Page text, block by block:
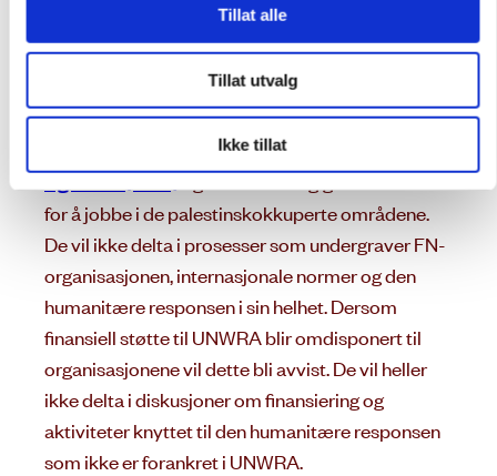
Tillat alle
Tillat utvalg
Ikke tillat
Frykter enda mer lovløse tilstander
De 90 bistandsorganisasjonene er medlemmer av
iation of International Development
Agencies (AIDA)og er alle avhengig av UNWRA
for å jobbe i de palestinskokkuperte områdene.
De vil ikke delta i prosesser som undergraver FN-
organisasjonen, internasjonale normer og den
humanitære responsen i sin helhet. Dersom
finansiell støtte til UNWRA blir omdisponert til
organisasjonene vil dette bli avvist. De vil heller
ikke delta i diskusjoner om finansiering og
aktiviteter knyttet til den humanitære responsen
som ikke er forankret i UNWRA.